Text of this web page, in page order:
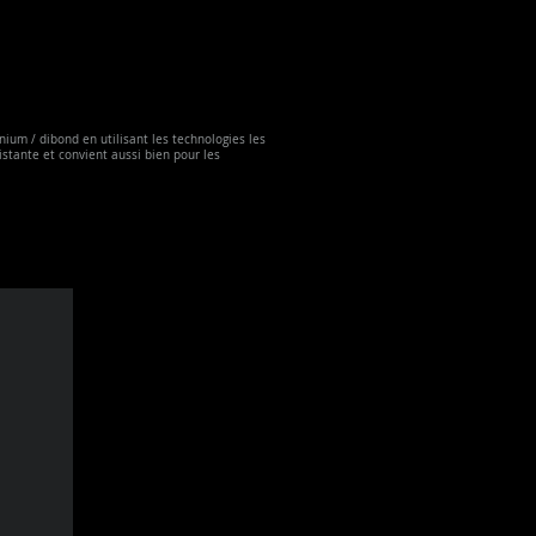
/ dibond en utilisant les technologies les
et convient aussi bien pour les